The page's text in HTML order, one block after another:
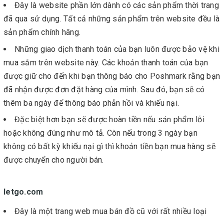
Đây là website phần lớn dành có các sản phẩm thời trang
đã qua sử dụng. Tất cả những sản phẩm trên website đều là
sản phẩm chính hãng.
Những giao dịch thanh toán của bạn luôn được bảo vệ khi
mua sắm trên website này. Các khoản thanh toán của bạn
được giữ cho đến khi bạn thông báo cho Poshmark rằng bạn
đã nhận được đơn đặt hàng của mình. Sau đó, bạn sẽ có
thêm ba ngày để thông báo phản hồi và khiếu nại.
Đặc biệt hơn bạn sẽ được hoàn tiền nếu sản phẩm lỗi
hoặc không đúng như mô tả. Còn nếu trong 3 ngày bạn
không có bất kỳ khiếu nại gì thì khoản tiền bạn mua hàng sẽ
được chuyển cho người bán.
letgo.com
Đây là một trang web mua bán đồ cũ với rất nhiều loại